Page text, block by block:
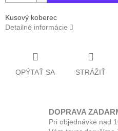
Kusový koberec
Detailné informácie
OPÝTAŤ SA STRÁŽIŤ
DOPRAVA
Pri objednávke nad